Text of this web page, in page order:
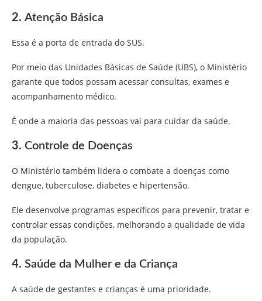
2. Atenção Básica
Essa é a porta de entrada do SUS.
Por meio das Unidades Básicas de Saúde (UBS), o Ministério
garante que todos possam acessar consultas, exames e
acompanhamento médico.
É onde a maioria das pessoas vai para cuidar da saúde.
3. Controle de Doenças
O Ministério também lidera o combate a doenças como
dengue, tuberculose, diabetes e hipertensão.
Ele desenvolve programas específicos para prevenir, tratar e
controlar essas condições, melhorando a qualidade de vida
da população.
4. Saúde da Mulher e da Criança
A saúde de gestantes e crianças é uma prioridade.